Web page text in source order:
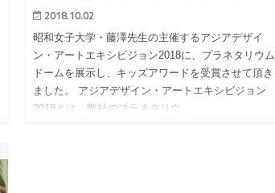
2018.10.02
昭和女子大学・藤澤先生の主催するアジアデザイ
ン・アートエキシビジョン2018に、プラネタリウム
ドームを展示し、キッズアワードを受賞させて頂き
ました。 アジアデザイン・アートエキシビジョン
2018とは、弊社のプラネタリウ…